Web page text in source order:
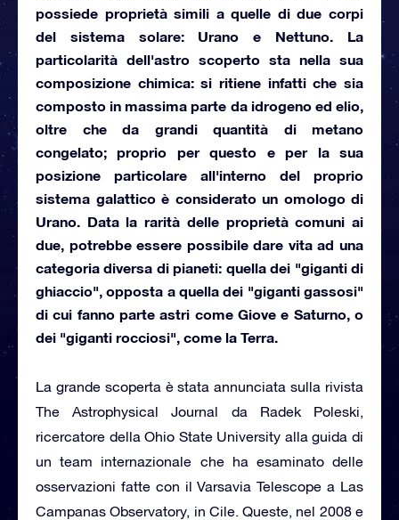
possiede proprietà simili a quelle di due corpi
del sistema solare: Urano e Nettuno. La
particolarità dell'astro scoperto sta nella sua
composizione chimica: si ritiene infatti che sia
composto in massima parte da idrogeno ed elio,
oltre che da grandi quantità di metano
congelato; proprio per questo e per la sua
posizione particolare all'interno del proprio
sistema galattico è considerato un omologo di
Urano. Data la rarità delle proprietà comuni ai
due, potrebbe essere possibile dare vita ad una
categoria diversa di pianeti: quella dei "giganti di
ghiaccio", opposta a quella dei "giganti gassosi"
di cui fanno parte astri come Giove e Saturno, o
dei "giganti rocciosi", come la Terra.
La grande scoperta è stata annunciata sulla rivista
The Astrophysical Journal da Radek Poleski,
ricercatore della Ohio State University alla guida di
un team internazionale che ha esaminato delle
osservazioni fatte con il Varsavia Telescope a Las
Campanas Observatory, in Cile. Queste, nel 2008 e